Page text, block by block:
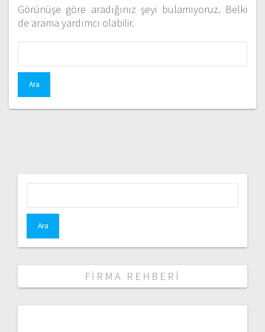
Görünüşe göre aradığınız şeyi bulamıyoruz. Belki
de arama yardımcı olabilir.
FIRMA REHBERI